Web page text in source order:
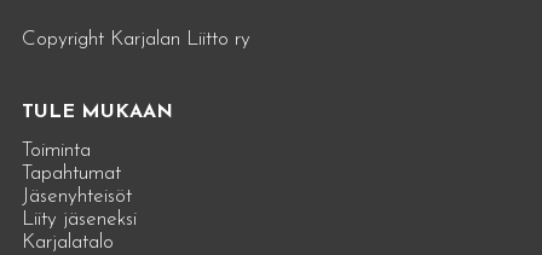
Copyright Karjalan Liitto ry
TULE MUKAAN
Toiminta
Tapahtumat
Jäsenyhteisöt
Liity jäseneksi
Karjalatalo